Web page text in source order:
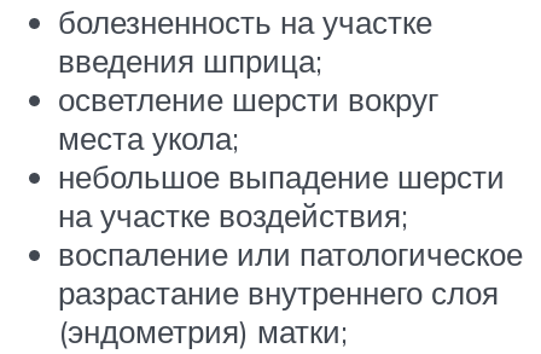
болезненность на участке
введения шприца;
осветление шерсти вокруг
места укола;
небольшое выпадение шерсти
на участке воздействия;
воспаление или патологическое
разрастание внутреннего слоя
(эндометрия) матки;